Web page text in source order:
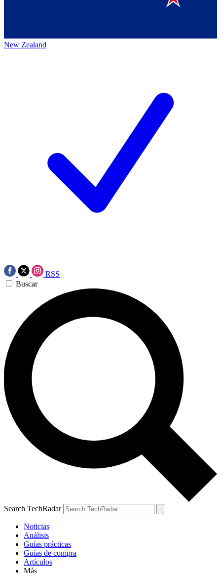
New Zealand
RSS
Buscar
Search TechRadar
Noticias
Análisis
Guías prácticas
Guías de compra
Artículos
Más